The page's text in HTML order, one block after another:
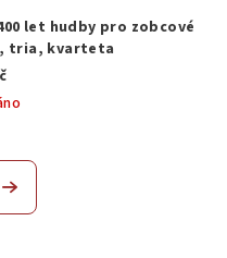
let hudby pro zobcové
tria, kvarteta